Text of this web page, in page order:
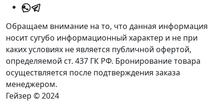
Обращаем внимание на то, что данная информация
носит сугубо информационный характер и не при
каких условиях не является публичной офертой,
определяемой ст. 437 ГК РФ. Бронирование товара
осуществляется после подтверждения заказа
менеджером.
Гейзер © 2024